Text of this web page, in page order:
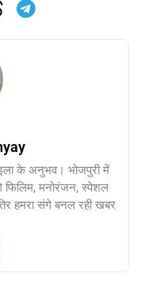
के अनुभव। भोजपुरी में
फिलिम, मनोरंजन, स्पेशल
हमरा संगे बनल रही खबर